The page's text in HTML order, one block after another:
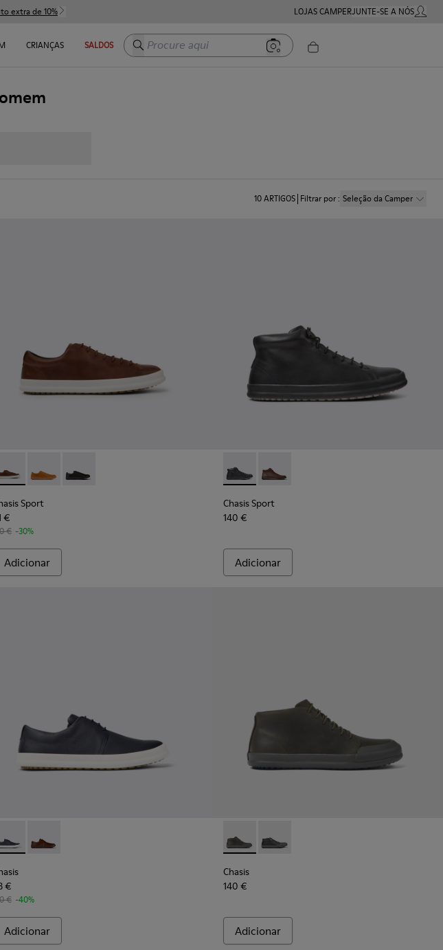
extra de 10% LOJAS CAMPERJUNTE-SE A NÓSMINHA
CRIANÇAS SALDOS Procure aqui
10ARTIGOS Filtrar por: Seleção da Camper
Para homem.
castanhos para homem
de pele castanha Para homem.
Sport - K100373-023 - Sapatos de pele castanha Para homem.
Chasis Sport - K100373-042 - Sapatos em nobuck castanhos para homem
Chasis Sport - K100373-008 - Sapatos em pele preta Para homem.
Sport
€
€ -30%
Adicionar
Chasis Sport - K300236-004 - Botins de
Chasis Sport - K300236-022 - Botins
Chasis Sport
140 €
Adicionar
para homem
Para homem.
pele preta Para homem.
- K100836-011 - Sapatos de pele azuis Para homem.
Chasis - K100836-016 - Sapatos de pele castanha Para homem.
€
€ -40%
Adicionar
Chasis - K300432-003 - Botins em couro
Chasis - K300432-001 - Botins em
Chasis
140 €
Adicionar